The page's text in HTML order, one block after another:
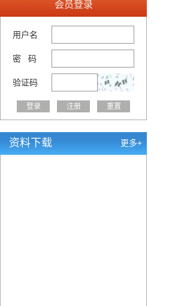
会员登录
用户名
密 码
验证码
资料下载 更多+